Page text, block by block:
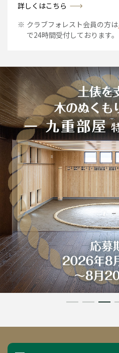
詳しくはこちら
クラブフォレスト会員の方は
で24時間受付しております。